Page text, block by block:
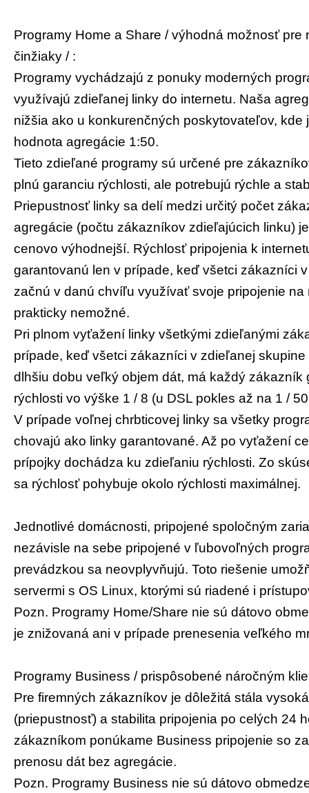
Programy Home a Share / výhodná možnosť pre
činžiaky / :
Programy vychádzajú z ponuky moderných
využívajú zdieľanej linky do internetu. Naša
nižšia ako u konkurenčných poskytovateľov, kde
hodnota agregácie 1:50.
Tieto zdieľané programy sú určené pre
plnú garanciu rýchlosti, ale potrebujú rýchle a
Priepustnosť linky sa delí medzi určitý počet
agregácie (počtu zákazníkov zdieľajúcich linku)
cenovo výhodnejší. Rýchlosť pripojenia k
garantovanú len v prípade, keď všetci zákazníci
začnú v danú chvíľu využívať svoje pripojenie na
prakticky nemožné.
Pri plnom vyťažení linky všetkými zdieľanými
prípade, keď všetci zákazníci v zdieľanej
dlhšiu dobu veľký objem dát, má každý zákazník
rýchlosti vo výške 1 / 8 (u DSL pokles až na 1 /
V prípade voľnej chrbticovej linky sa všetky
chovajú ako linky garantované. Až po vyťažení
prípojky dochádza ku zdieľaniu rýchlosti. Zo
sa rýchlosť pohybuje okolo rýchlosti maximálnej.
Jednotlivé domácnosti, pripojené spoločným
nezávisle na sebe pripojené v ľubovoľných
prevádzkou sa neovplyvňujú. Toto riešenie
servermi s OS Linux, ktorými sú riadené i
Pozn. Programy Home/Share nie sú dátovo
je znižovaná ani v prípade prenesenia veľkého
Programy Business / prispôsobené náročným
Pre firemných zákazníkov je dôležitá stála
(priepustnosť) a stabilita pripojenia po celých 24
zákazníkom ponúkame Business pripojenie so
prenosu dát bez agregácie.
Pozn. Programy Business nie sú dátovo